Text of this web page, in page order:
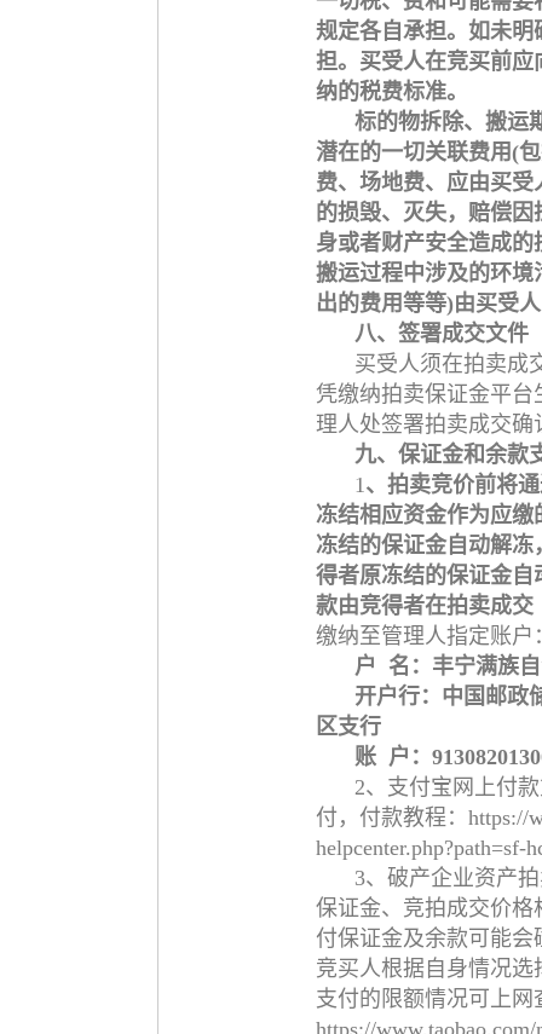
规定各自承担。如未
担。买受人在竞买前
纳的税费标准。
标的物拆除、搬运
潜在的一切关联费用(
费、场地费、应由买
的损毁、灭失，赔偿
身或者财产安全造成
搬运过程中涉及的环
出的费用等等)由买受
八、签署成交文件
买受人须在拍卖成
凭缴纳拍卖保证金平
理人处签署拍卖成交确
九、保证金和余款
1、拍卖竞价前将
冻结相应资金作为应
冻结的保证金自动解
得者原冻结的保证金
款由竞得者在拍卖成
缴纳至管理人指定账户
户 名：丰宁满族
开户行：中国邮政
区支行
账 户：
2、支付宝网上付
付，付款教程：https://
helpcenter.php?path=sf-
3、破产企业资产
保证金、竞拍成交价
付保证金及余款可能
竞买人根据自身情况
支付的限额情况可上网
https://